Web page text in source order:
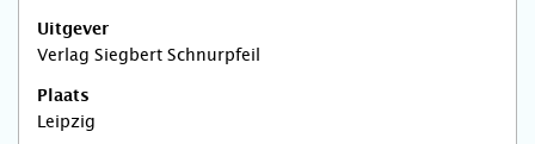
Uitgever
Verlag Siegbert Schnurpfeil
Plaats
Leipzig